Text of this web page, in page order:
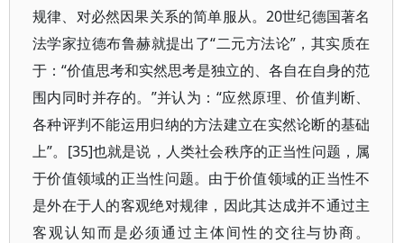
规律、对必然因果关系的简单服从。20世纪德国著名
法学家拉德布鲁赫就提出了“二元方法论”，其实质在
于：“价值思考和实然思考是独立的、各自在自身的范
围内同时并存的。”并认为：“应然原理、价值判断、
各种评判不能运用归纳的方法建立在实然论断的基础
上”。[35]也就是说，人类社会秩序的正当性问题，属
于价值领域的正当性问题。由于价值领域的正当性不
是外在于人的客观绝对规律，因此其达成并不通过主
客观认知而是必须通过主体间性的交往与协商。